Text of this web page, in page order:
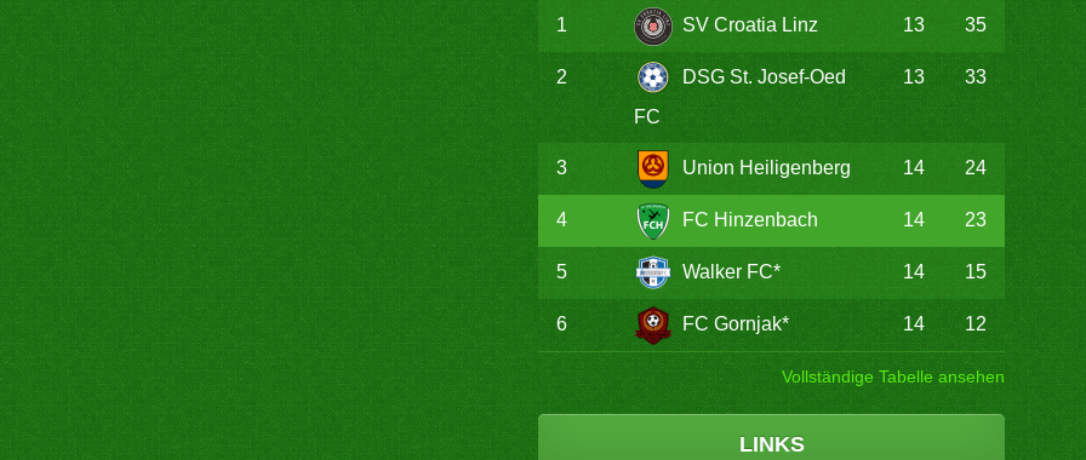
1 SV Croatia Linz 13 35
2
DSG St. Josef-Oed
FC
13 33
3 Union Heiligenberg 14 24
4 FC Hinzenbach 14 23
5 Walker FC* 14 15
6 FC Gornjak* 14 12
Vollständige Tabelle ansehen
LINKS